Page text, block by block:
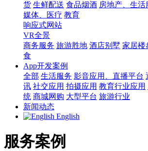
货 生鲜配送 食品烟酒 房地产、生活
媒体、医疗 教育
响应式网站
VR全景
商务服务 旅游胜地 酒店别墅 家居楼
食
App开发案例
全部 生活服务 影音应用、直播平台
讯 社交应用 拍摄应用 教育行业应用
统 商城网购 大型平台 旅游行业
新闻动态
English
服务案例